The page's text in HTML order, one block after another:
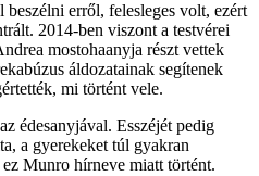
erről, felesleges volt, ezért
2014-ben viszont a testvérei
mostohaanyja részt vettek
áldozatainak segítenek
mi történt vele.
édesanyjával. Esszéjét pedig
a gyerekeket túl gyakran
Munro hírneve miatt történt.